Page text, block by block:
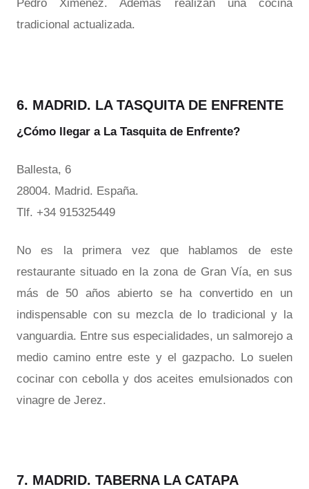
Pedro Ximénez. Además realizan una cocina
tradicional actualizada.
6. MADRID. LA TASQUITA DE ENFRENTE
¿Cómo llegar a La Tasquita de Enfrente?
Ballesta, 6
28004. Madrid. España.
Tlf. +34 915325449
No es la primera vez que hablamos de este
restaurante situado en la zona de Gran Vía, en sus
más de 50 años abierto se ha convertido en un
indispensable con su mezcla de lo tradicional y la
vanguardia. Entre sus especialidades, un salmorejo a
medio camino entre este y el gazpacho. Lo suelen
cocinar con cebolla y dos aceites emulsionados con
vinagre de Jerez.
7. MADRID. TABERNA LA CATAPA